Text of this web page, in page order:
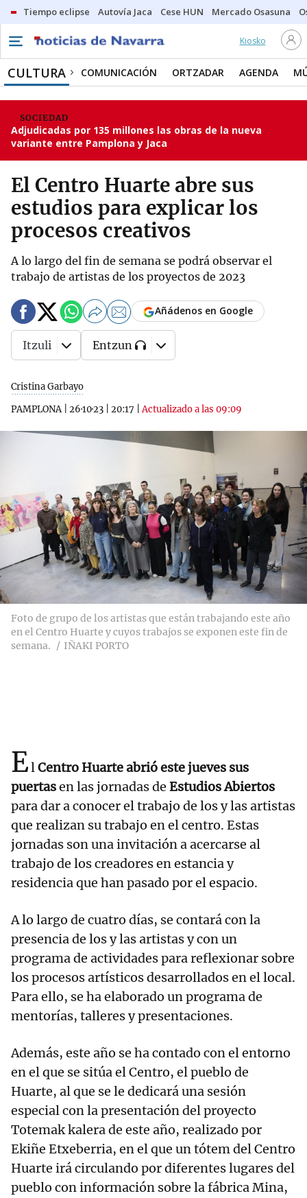
Tiempo eclipse Autovía Jaca Cese HUN Mercado Osasuna
Kiosko
CULTURA COMUNICACIÓN ORTZADAR AGENDA
SOCIEDAD
Adjudicadas por 135 millones las obras de la nueva
variante entre Pamplona y Jaca
El Centro Huarte abre sus
estudios para explicar los
procesos creativos
A lo largo del fin de semana se podrá observar el
trabajo de artistas de los proyectos de 2023
Cristina Garbayo
PAMPLONA| 26·10·23 20:17 |Actualizado a las 09:09
Añádenos en Google
Itzuli Entzun
Foto de grupo de los artistas que están trabajando este año
en el Centro Huarte y cuyos trabajos se exponen este fin de
semana.
IÑAKI PORTO
ElCentro Huarte abrió este jueves sus
puertasen las jornadas de Estudios Abiertos
para dar a conocer el trabajo de los y las artistas
que realizan su trabajo en el centro. Estas
jornadas son una invitación a acercarse al
trabajo de los creadores en estancia y
residencia que han pasado por el espacio.
A lo largo de cuatro días, se contará con la
presencia de los y las artistas y con un
programa de actividades para reflexionar sobre
los procesos artísticos desarrollados en el local.
Para ello, se ha elaborado un programa de
mentorías, talleres y presentaciones.
Además, este año se ha contado con el entorno
en el que se sitúa el Centro, el pueblo de
Huarte, al que se le dedicará una sesión
especial con la presentación del proyecto
Totemak kalera de este año, realizado por
Ekiñe Etxeberria, en el que un tótem del Centro
Huarte irá circulando por diferentes lugares del
pueblo con información sobre la fábrica Mina,